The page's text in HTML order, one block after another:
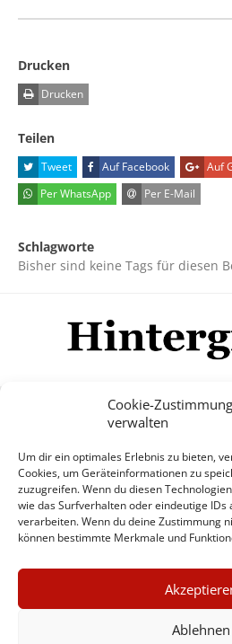
Cookie-Zustimmung
verwalten
Um dir ein optimales Erlebnis zu bieten,
Cookies, um Geräteinformationen zu
zuzugreifen. Wenn du diesen
wie das Surfverhalten oder eindeutige IDs
verarbeiten. Wenn du deine Zustimmung
können bestimmte Merkmale und
Ablehnen
Drucken
Drucken
Teilen
Tweet Auf Facebook Auf
Per WhatsApp
Per E-Mail
Schlagworte
Bisher sind keine Tags für diesen
Mehr
© Copyright
Zum Newsletter
erscheint ca. alle
×